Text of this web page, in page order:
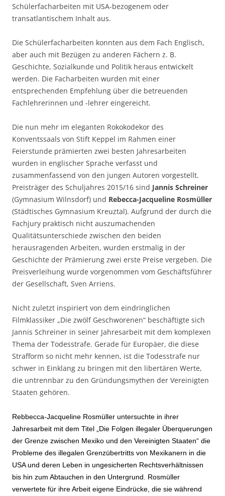
Schülerfacharbeiten mit USA-bezogenem oder
transatlantischem Inhalt aus.
Die Schülerfacharbeiten konnten aus dem Fach Englisch,
aber auch mit Bezügen zu anderen Fächern z. B.
Geschichte, Sozialkunde und Politik heraus entwickelt
werden. Die Facharbeiten wurden mit einer
entsprechenden Empfehlung über die betreuenden
Fachlehrerinnen und -lehrer eingereicht.
Die nun mehr im eleganten Rokokodekor des
Konventssaals von Stift Keppel im Rahmen einer
Feierstunde prämierten zwei besten Jahresarbeiten
wurden in englischer Sprache verfasst und
zusammenfassend von den jungen Autoren vorgestellt.
Preisträger des Schuljahres 2015/16 sind Jannis Schreiner
(Gymnasium Wilnsdorf) und Rebecca-Jacqueline Rosmüller
(Städtisches Gymnasium Kreuztal). Aufgrund der durch die
Fachjury praktisch nicht auszumachenden
Qualitätsunterschiede zwischen den beiden
herausragenden Arbeiten, wurden erstmalig in der
Geschichte der Prämierung zwei erste Preise vergeben. Die
Preisverleihung wurde vorgenommen vom Geschäftsführer
der Gesellschaft, Sven Arriens.
Nicht zuletzt inspiriert von dem eindringlichen
Filmklassiker „Die zwölf Geschworenen“ beschäftigte sich
Jannis Schreiner in seiner Jahresarbeit mit dem komplexen
Thema der Todesstrafe. Gerade für Europäer, die diese
Strafform so nicht mehr kennen, ist die Todesstrafe nur
schwer in Einklang zu bringen mit den libertären Werte,
die untrennbar zu den Gründungsmythen der Vereinigten
Staaten gehören.
Rebbecca-Jacqueline Rosmüller untersuchte in ihrer
Jahresarbeit mit dem Titel „Die Folgen illegaler Überquerungen
der Grenze zwischen Mexiko und den Vereinigten Staaten“ die
Probleme des illegalen Grenzübertritts von Mexikanern in die
USA und deren Leben in ungesicherten Rechtsverhältnissen
bis hin zum Abtauchen in den Untergrund. Rosmüller
verwertete für ihre Arbeit eigene Eindrücke, die sie während